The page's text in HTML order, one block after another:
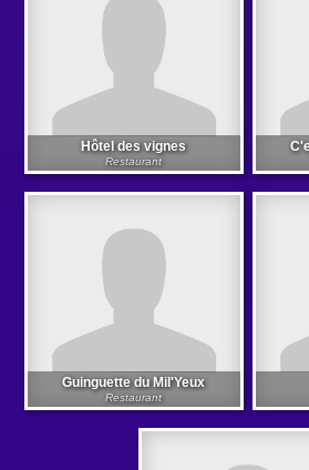
Hôtel des vignes
Restaurant
Guinguette du Mil'Yeux
Restaurant